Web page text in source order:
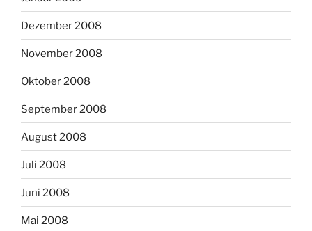
Dezember 2008
November 2008
Oktober 2008
September 2008
August 2008
Juli 2008
Juni 2008
Mai 2008